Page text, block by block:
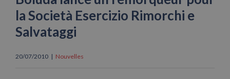
la Società Esercizio Rimorchi e
Salvataggi
20/07/2010 | Nouvelles